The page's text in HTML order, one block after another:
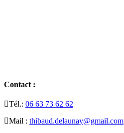
Contact :
Tél.: 06 63 73 62 62
Mail : thibaud.delaunay@gmail.com